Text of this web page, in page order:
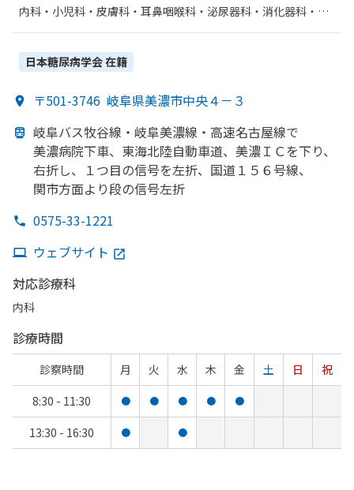
内科・​小児科・​皮膚科・​耳鼻咽喉科・​泌尿器科・​消化器科・​外
日本糖尿病学会在籍
〒501-3746 岐阜県美濃市中央４－３
岐阜バス牧谷線・岐阜美濃線・高速名古屋線で
美濃病院下車、 東海北陸自動車道、 美濃ＩＣを下り、
右折し、 １つ目の信号を左折、 国道１５６号線、
関市方面より段の信号左折
0575-33-1221
ウェブサイト
対応診療科
内科
診療時間
診察時間 月 火 水 木 金 土 日
祝
8:30 - 11:30
● ● ● ● ●
13:30 - 16:30 ● ●